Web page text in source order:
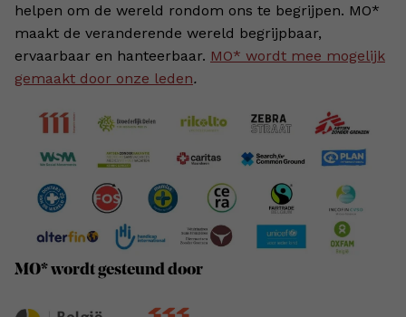
helpen om de wereld rondom ons te begrijpen. MO*
maakt de veranderende wereld begrijpbaar,
ervaarbaar en hanteerbaar. MO* wordt mee mogelijk
gemaakt door onze leden.
MO* wordt gesteund door